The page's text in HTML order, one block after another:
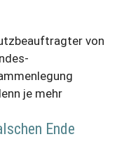
von
je mehr
Ende